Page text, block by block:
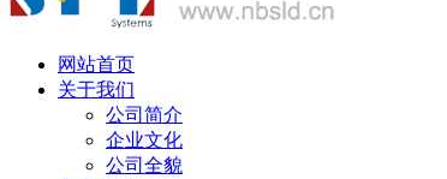
网站首页
关于我们
公司简介
企业文化
公司全貌